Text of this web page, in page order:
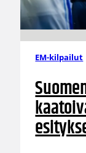
EM-kilpailut